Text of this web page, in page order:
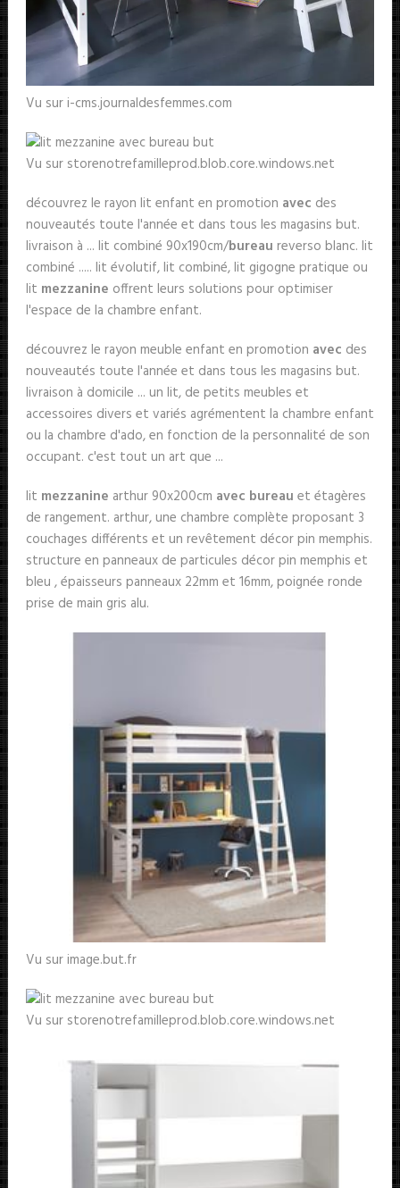
Vu sur i-cms.journaldesfemmes.com
Vu sur storenotrefamilleprod.blob.core.windows.net
découvrez le rayon lit enfant en promotion avec des
nouveautés toute l'année et dans tous les magasins but.
livraison à ... lit combiné 90x190cm/bureau reverso blanc. lit
combiné ..... lit évolutif, lit combiné, lit gigogne pratique ou
lit mezzanine offrent leurs solutions pour optimiser
l'espace de la chambre enfant.
découvrez le rayon meuble enfant en promotion avec des
nouveautés toute l'année et dans tous les magasins but.
livraison à domicile ... un lit, de petits meubles et
accessoires divers et variés agrémentent la chambre enfant
ou la chambre d'ado, en fonction de la personnalité de son
occupant. c'est tout un art que ...
lit mezzanine arthur 90x200cm avec bureau et étagères
de rangement. arthur, une chambre complète proposant 3
couchages différents et un revêtement décor pin memphis.
structure en panneaux de particules décor pin memphis et
bleu , épaisseurs panneaux 22mm et 16mm, poignée ronde
prise de main gris alu.
Vu sur image.but.fr
Vu sur storenotrefamilleprod.blob.core.windows.net